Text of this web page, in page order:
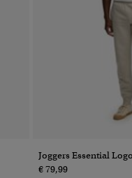
Joggers Essential
€ 79,99